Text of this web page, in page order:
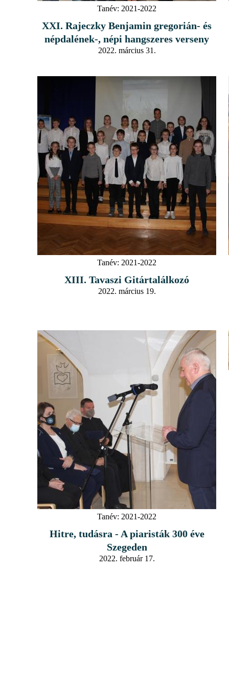
Tanév: 2021-2022
XXI. Rajeczky Benjamin gregorián- és
népdalének-, népi hangszeres verseny
2022. március 31.
Tanév: 2021-2022
XIII. Tavaszi Gitártalálkozó
2022. március 19.
Tanév: 2021-2022
Hitre, tudásra - A piaristák 300 éve
Szegeden
2022. február 17.